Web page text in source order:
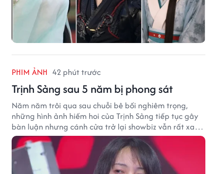
PHIM ẢNH 42 phút trước
Trịnh Sảng sau 5 năm bị phong sát
Năm năm trôi qua sau chuỗi bê bối nghiêm trọng,
những hình ảnh hiếm hoi của Trịnh Sảng tiếp tục gây
bàn luận nhưng cánh cửa trở lại showbiz vẫn rất xa
vời.